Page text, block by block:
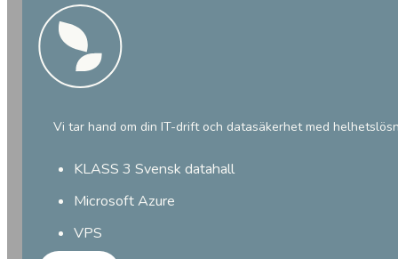
Vi tar hand om din IT-drift och datasäkerhet med
KLASS 3 Svensk datahall
Microsoft Azure
VPS